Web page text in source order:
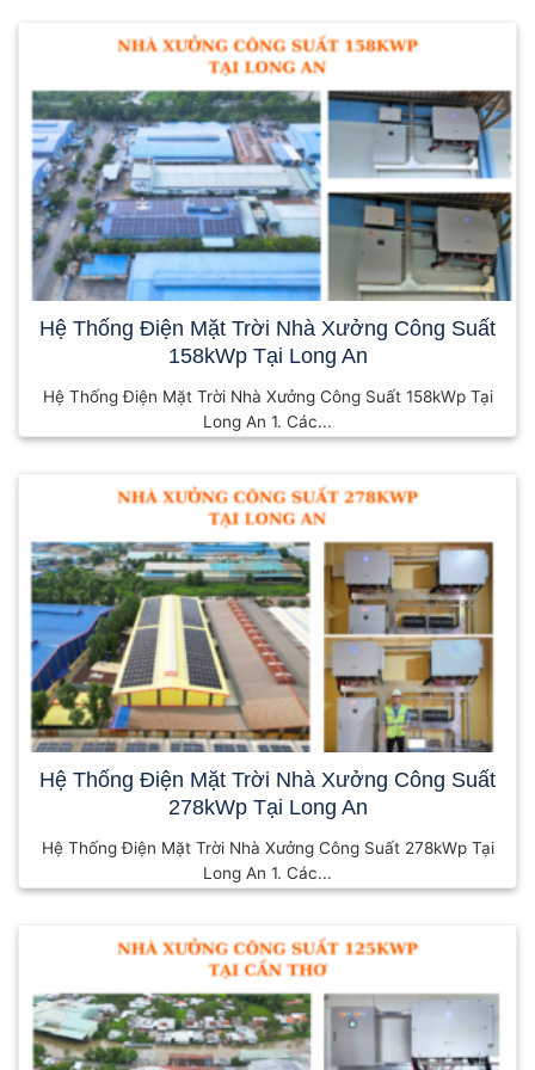
Hệ Thống Điện Mặt Trời Nhà Xưởng Công Suất
158kWp Tại Long An
Hệ Thống Điện Mặt Trời Nhà Xưởng Công Suất 158kWp Tại
Long An 1. Các...
Hệ Thống Điện Mặt Trời Nhà Xưởng Công Suất
278kWp Tại Long An
Hệ Thống Điện Mặt Trời Nhà Xưởng Công Suất 278kWp Tại
Long An 1. Các...